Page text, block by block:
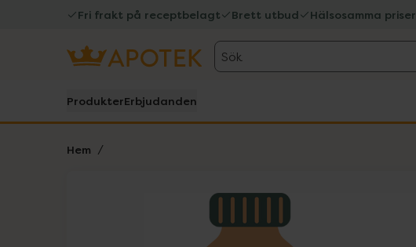
Fri frakt på receptbelagt Brett utbud Hälsosamma priser
Sök
ProdukterErbjudanden
Hem
Lista: . Innehåller 1 objekt.